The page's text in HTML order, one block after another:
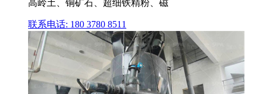
高岭土、铜矿石、超细铁精粉、磁
联系电话: 180 3780 8511